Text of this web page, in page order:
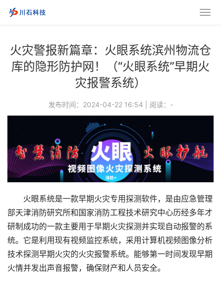
火灾警报新篇章：火眼系统滨州物流仓
库的隐形防护网！（“火眼系统”早期火
灾报警系统）
发布时间：2024-04-22 16:54 阅读： -
火眼系统是一款早期火灾专用探测软件，是由应急管理
部天津消防研究所和国家消防工程技术研究中心历经多年才
研制成功的一款主要用于早期火灾探测并实现自动报警的系
统。它是利用现有视频监控系统，采用计算机视频图像分析
技术探测早期火灾的火灾报警系统。能够第一时间发现早期
火情并发出声音报警，确保财产和人员安全。